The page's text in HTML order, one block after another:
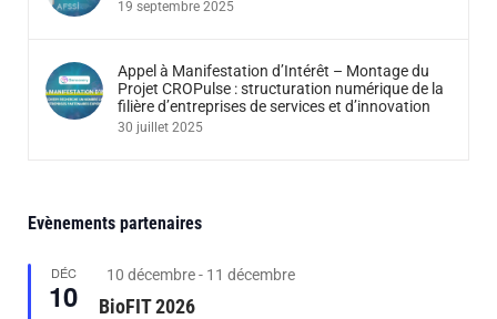
19 septembre 2025
Appel à Manifestation d’Intérêt – Montage du
Projet CROPulse : structuration numérique de la
filière d’entreprises de services et d’innovation
30 juillet 2025
Evènements partenaires
DÉC
10
Featured
10 décembre- 11 décembre
BioFIT 2026